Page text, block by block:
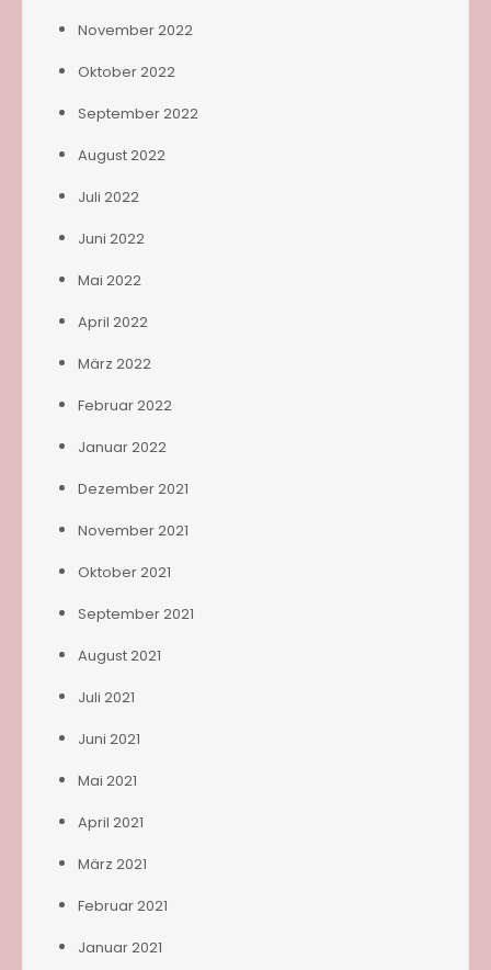
November 2022
Oktober 2022
September 2022
August 2022
Juli 2022
Juni 2022
Mai 2022
April 2022
März 2022
Februar 2022
Januar 2022
Dezember 2021
November 2021
Oktober 2021
September 2021
August 2021
Juli 2021
Juni 2021
Mai 2021
April 2021
März 2021
Februar 2021
Januar 2021